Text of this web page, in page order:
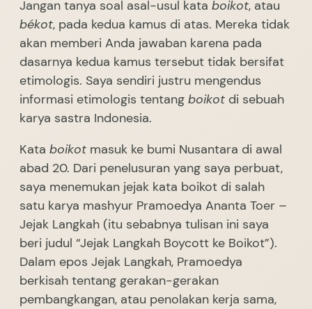
Jangan tanya soal asal-usul kata boikot, atau
békot, pada kedua kamus di atas. Mereka tidak
akan memberi Anda jawaban karena pada
dasarnya kedua kamus tersebut tidak bersifat
etimologis. Saya sendiri justru mengendus
informasi etimologis tentang boikot di sebuah
karya sastra Indonesia.
Kata boikot masuk ke bumi Nusantara di awal
abad 20. Dari penelusuran yang saya perbuat,
saya menemukan jejak kata boikot di salah
satu karya mashyur Pramoedya Ananta Toer –
Jejak Langkah (itu sebabnya tulisan ini saya
beri judul “Jejak Langkah Boycott ke Boikot”).
Dalam epos Jejak Langkah, Pramoedya
berkisah tentang gerakan-gerakan
pembangkangan, atau penolakan kerja sama,